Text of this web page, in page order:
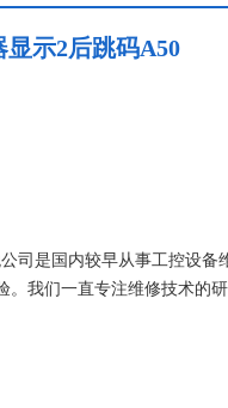
显示2后跳码A50
司是国内较早从事工控设
。我们一直专注维修技术的